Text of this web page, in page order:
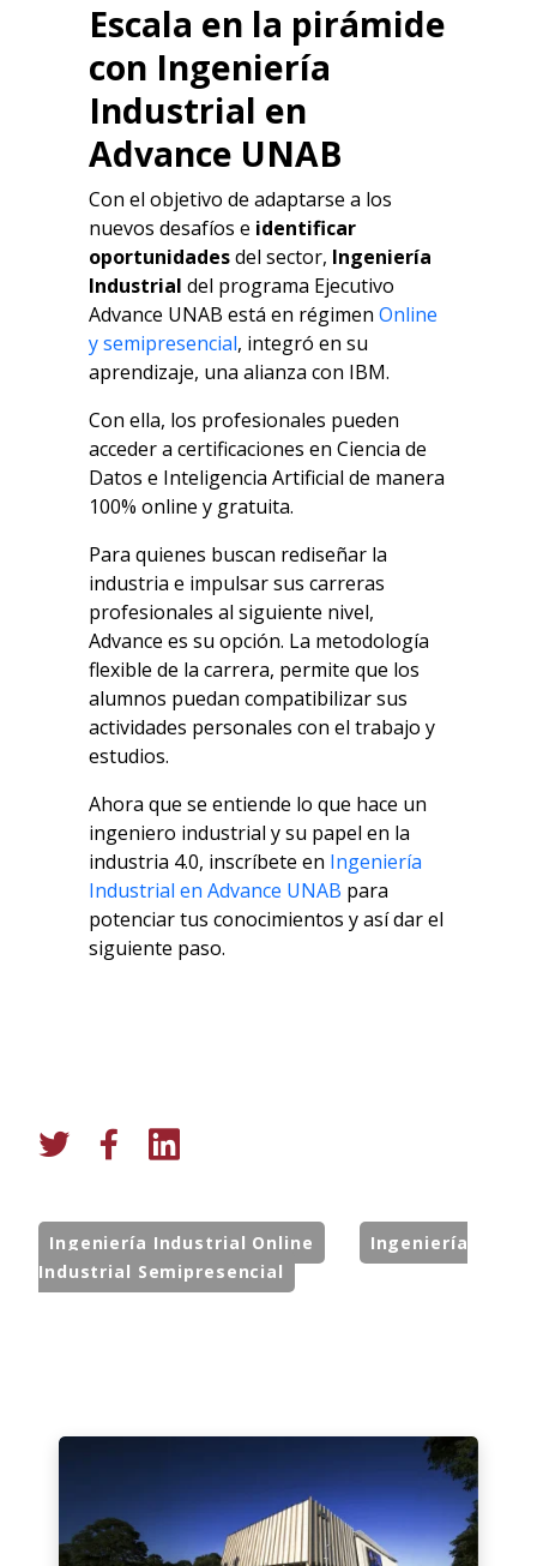
Escala en la pirámide
con Ingeniería
Industrial en
Advance UNAB
Con el objetivo de adaptarse a los
nuevos desafíos e identificar
oportunidadesdel sector, Ingeniería
Industrial del programa Ejecutivo
Advance UNAB está en régimen Online
ysemipresencial, integró en su
aprendizaje, una alianza con IBM.
Con ella, los profesionales pueden
acceder a certificaciones en Ciencia de
Datos e Inteligencia Artificial de manera
100% online y gratuita.
Para quienes buscan rediseñar la
industria e impulsar sus carreras
profesionales al siguiente nivel,
Advance es su opción. La metodología
flexible de la carrera, permite que los
alumnos puedan compatibilizar sus
actividades personales con el trabajo y
estudios.
Ahora que se entiende lo que hace un
ingeniero industrial y su papel en la
industria 4.0, inscríbete en Ingeniería
Industrial en Advance UNAB para
potenciar tus conocimientos y así dar el
siguiente paso.
Ingeniería Industrial Online
Ingeniería
Industrial Semipresencial